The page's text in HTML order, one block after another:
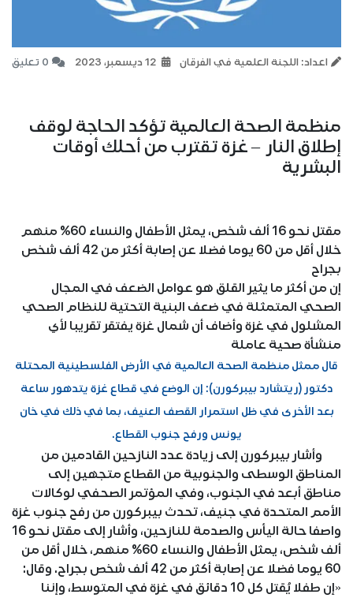
اعداد: اللجنة العلمية في الفرقان 12 ديسمبر، 2023 0 تعليق
منظمة الصحة العالمية تؤكد الحاجة لوقف
إطلاق النار – غزة تقترب من أحلك أوقات
البشرية
مقتل نحو 16 ألف شخص، يمثل الأطفال والنساء 60% منهم
خلال أقل من 60 يوما فضلا عن إصابة أكثر من 42 ألف شخص
بجراح
إن من أكثر ما يثير القلق هو عوامل الضعف في المجال
الصحي المتمثلة في ضعف البنية التحتية للنظام الصحي
المشلول في غزة وأضاف أن شمال غزة يفتقر تقريبا لأي
منشأة صحية عاملة
قال ممثل منظمة الصحة العالمية في الأرض الفلسطينية المحتلة
دكتور (ريتشارد بيبركورن): إن الوضع في قطاع غزة يتدهور ساعة
بعد الأخرى في ظل استمرار القصف العنيف، بما في ذلك في خان
يونس ورفح جنوب القطاع.
وأشار بيبركورن إلى زيادة عدد النازحين القادمين من
المناطق الوسطى والجنوبية من القطاع متجهين إلى
مناطق أبعد في الجنوب، وفي المؤتمر الصحفي لوكالات
الأمم المتحدة في جنيف، تحدث بيبركورن من رفح جنوب غزة
واصفا حالة اليأس والصدمة للنازحين، وأشار إلى مقتل نحو 16
ألف شخص، يمثل الأطفال والنساء 60% منهم، خلال أقل من
60 يوما فضلا عن إصابة أكثر من 42 ألف شخص بجراح. وقال:
«إن طفلا يُقتل كل 10 دقائق في غزة في المتوسط، وإننا